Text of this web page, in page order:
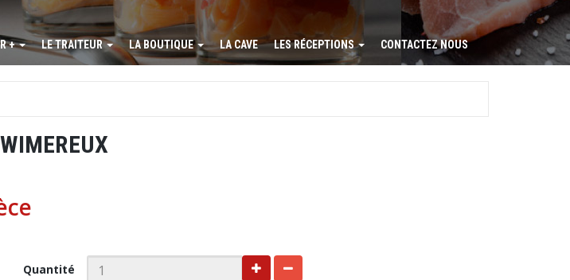
+ LE TRAITEUR LA BOUTIQUE LA CAVE LES RÉCEPTIONS CONTACTEZ NOUS
Quantité